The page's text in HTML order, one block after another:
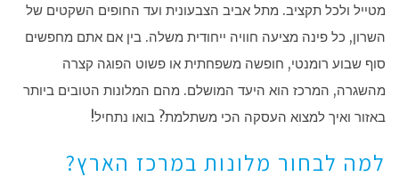
מטייל ולכל תקציב. מתל אביב הצבעונית ועד החופים השקטים של
השרון, כל פינה מציעה חוויה ייחודית משלה. בין אם אתם מחפשים
סוף שבוע רומנטי, חופשה משפחתית או פשוט הפוגה קצרה
מהשגרה, המרכז הוא היעד המושלם. מהם המלונות הטובים ביותר
באזור ואיך למצוא העסקה הכי משתלמת? בואו נתחיל!
למה לבחור מלונות במרכז הארץ?